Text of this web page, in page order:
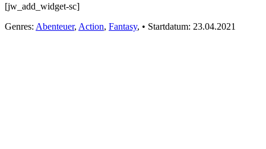
[jw_add_widget-sc]
Genres: Abenteuer, Action, Fantasy, • Startdatum: 23.04.2021